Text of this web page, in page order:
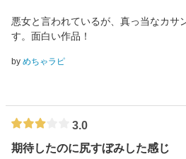
悪女と言われているが、真っ当なカサ
す。面白い作品！
by めちゃラピ
3.0
期待したのに尻すぼみした感じ